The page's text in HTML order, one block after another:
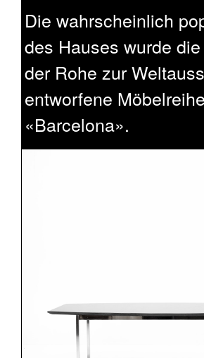
Die wahrscheinlich
des Hauses wurde
der Rohe zur
entworfene Möbelreihe
«Barcelona».